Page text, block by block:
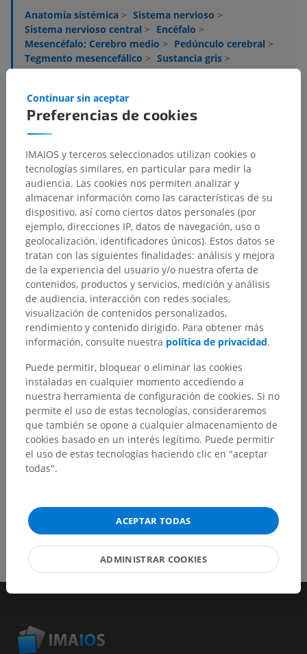
Anatomía sistémica > Sistema nervioso >
Sistema nervioso central > Encéfalo >
Mesencéfalo; Cerebro medio > Pedúnculo cerebral >
Tegmento mesencefálico > Sustancia gris >
Núcleo peripeduncular
Estructuras subyacentes:
subyacentes correspondientes para esta parte
anatómica
Neuroanatomía humana
Traducciones
¿Ha detectado un error?
No dude en sugerir una corrección, traducción o
mejora de contenido.
Reportar un error
DESCARGAR LA APLICACIÓN
Preferencias de cookies
Continuar sin aceptar
IMAIOS y terceros seleccionados utilizan cookies o
tecnologías similares, en particular para medir la
audiencia. Las cookies nos permiten analizar y
almacenar información como las características de su
dispositivo, así como ciertos datos personales (por
ejemplo, direcciones IP, datos de navegación, uso o
geolocalización, identificadores únicos). Estos datos se
tratan con las siguientes finalidades: análisis y mejora
de la experiencia del usuario y/o nuestra oferta de
contenidos, productos y servicios, medición y análisis
de audiencia, interacción con redes sociales,
visualización de contenidos personalizados,
rendimiento y contenido dirigido. Para obtener más
información, consulte nuestra política de privacidad.
Puede permitir, bloquear o eliminar las cookies
instaladas en cualquier momento accediendo a
nuestra herramienta de configuración de cookies. Si no
permite el uso de estas tecnologías, consideraremos
que también se opone a cualquier almacenamiento de
cookies basado en un interés legítimo. Puede permitir
el uso de estas tecnologías haciendo clic en "aceptar
todas".
ACEPTAR TODAS
ADMINISTRAR COOKIES